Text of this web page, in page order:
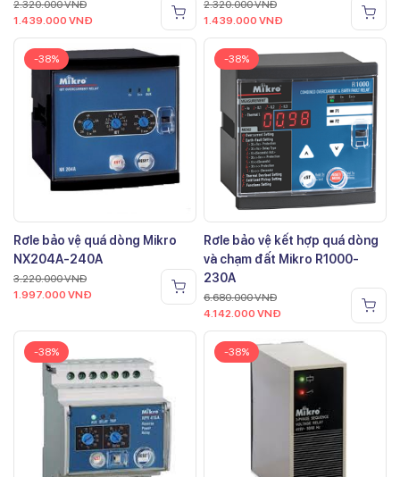
2.320.000VNĐ
1.439.000 VNĐ
2.320.000VNĐ
1.439.000 VNĐ
-38%
Rơle bảo vệ quá dòng Mikro
NX204A-240A
3.220.000VNĐ
1.997.000 VNĐ
-38%
Rơle bảo vệ kết hợp quá dòng
và chạm đất Mikro R1000-
230A
6.680.000VNĐ
4.142.000 VNĐ
-38% -38%